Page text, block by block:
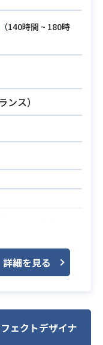
やAzure、各
化を推進中
るシステム設
工程、難易度
公共
験がある方（優
、実務経験2年以
りの知識経験が
ある方（Ansibl
（140時間 ~ 180時
ンス）
として成長して
ピードが遅れて
リーダーとし
ケーションの更
ープ策定支援
詳細を見る
ェクトデザイナ